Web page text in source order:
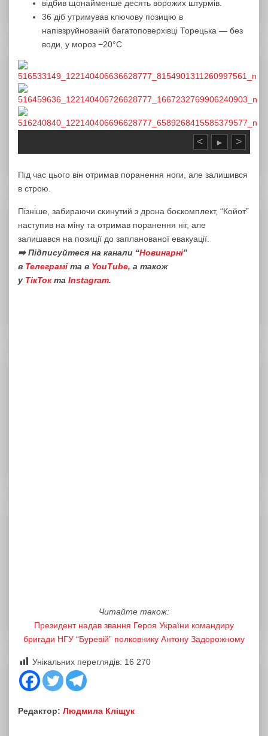
відбив щонайменше десять ворожих штурмів.
36 діб утримував ключову позицію в
напівзруйнованій багатоповерхівці Торецька — без
води, у мороз −20°С
< ► >
Під час цього він отримав поранення ноги, але залишився
в строю.
Пізніше, забираючи скинутий з дрона боєкомплект, “Койот”
наступив на міну та отримав поранення ніг, але
залишався на позиції до запланованої евакуації.
➡️ Підписуйтеся на канали “Новинарні”
в Телеграмі та в YouTube, а також
у ТікТокта Instagram.
Читайте також:
Президент надав звання Героя України командиру
бригади НГУ “Буревій” полковнику Антону Задорожному
Унікальних переглядів: 16 270
Редактор: Людмила Кліщук